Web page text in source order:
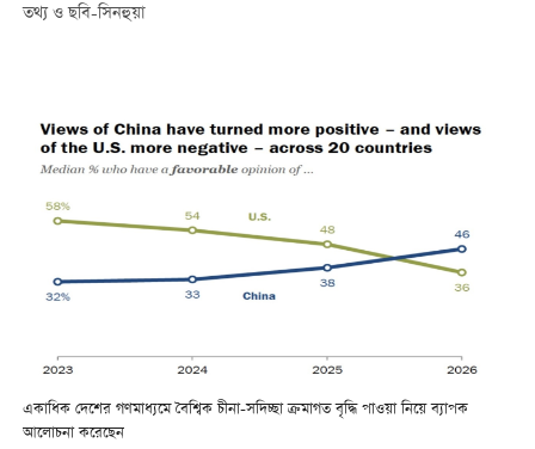
তথ্য ও ছবি-সিনহুয়া
একাধিক দেশের গণমাধ্যমে বৈশ্বিক চীনা-সদিচ্ছা ক্রমাগত বৃদ্ধি পাওয়া নিয়ে ব্যাপক
আলোচনা করেছেন